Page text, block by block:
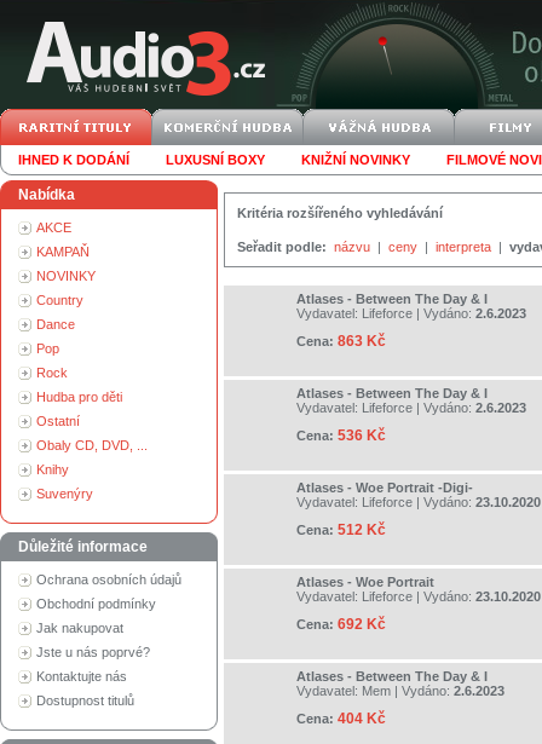
IHNED K DODÁNÍ LUXUSNÍ BOXY KNIŽNÍ NOVINKY FILMOVÉ
Nabídka
AKCE
KAMPAŇ
NOVINKY
Country
Dance
Pop
Rock
Hudba pro děti
Ostatní
Obaly CD, DVD, ...
Knihy
Suvenýry
Důležité informace
Ochrana osobních údajů
Obchodní podmínky
Jak nakupovat
Jste u nás poprvé?
Kontaktujte nás
Dostupnost titulů
Kritéria rozšířeného vyhledávání
Seřadit podle: názvu | ceny | interpreta |
Atlases - Between The Day & I
Vydavatel: Lifeforce | Vydáno: 2.6.2023
Cena: 863 Kč
Atlases - Between The Day & I
Vydavatel: Lifeforce | Vydáno: 2.6.2023
Cena: 536 Kč
Atlases - Woe Portrait -Digi-
Vydavatel: Lifeforce | Vydáno: 23.10.2020
Cena: 512 Kč
Atlases - Woe Portrait
Vydavatel: Lifeforce | Vydáno: 23.10.2020
Cena: 692 Kč
Atlases - Between The Day & I
Vydavatel: Mem | Vydáno: 2.6.2023
Cena: 404 Kč